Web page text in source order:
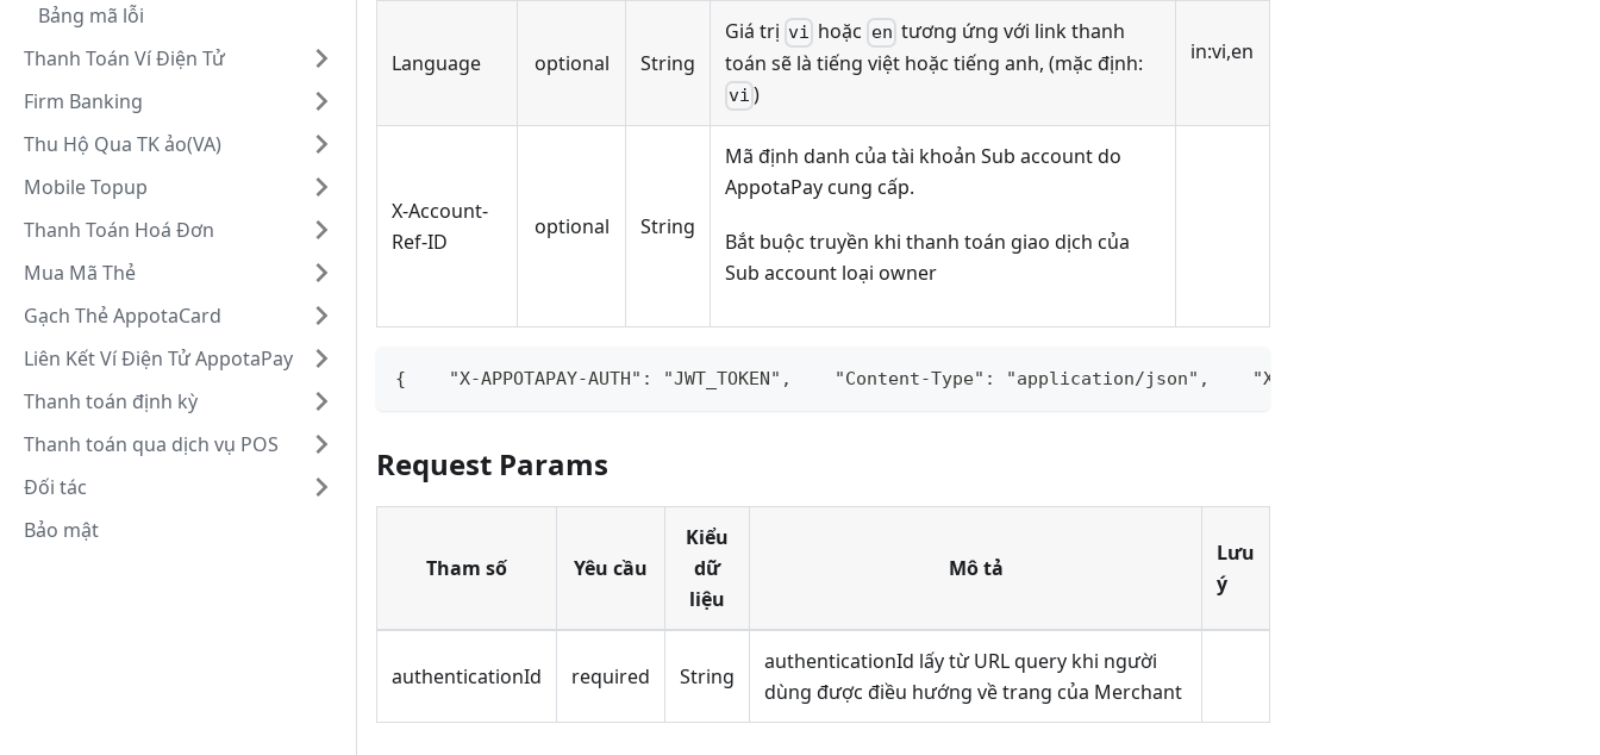
Bảng mã lỗi
Thanh Toán Ví Điện Tử
Firm Banking
Thu Hộ Qua TK ảo(VA)
Mobile Topup
Thanh Toán Hoá Đơn
Mua Mã Thẻ
Gạch Thẻ AppotaCard
Liên Kết Ví Điện Tử AppotaPay
Thanh toán định kỳ
Thanh toán qua dịch vụ POS
Đối tác
Bảo mật
Language optional String
Giá trị vi hoặc en tương ứng với link thanh
toán sẽ là tiếng việt hoặc tiếng anh, (mặc định:
vi )
in:vi,en
X-Account-
Ref-ID
optional String
Mã định danh của tài khoản Sub account do
AppotaPay cung cấp.
Bắt buộc truyền khi thanh toán giao dịch của
Sub account loại owner
{    "X-APPOTAPAY-AUTH": "JWT_TOKEN",    "Content-Type": "application/json",    "X-Request-ID":
Request Params
Tham số Yêu cầu
Kiểu
dữ
liệu
Mô tả
Lưu
ý
authenticationId required String
authenticationId lấy từ URL query khi người
dùng được điều hướng về trang của Merchant